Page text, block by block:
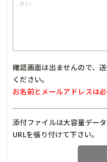
確認画面は出ませんので、
ください。
お名前とメールアドレスは必
添付ファイルは大容量デー
URLを張り付けて下さい。